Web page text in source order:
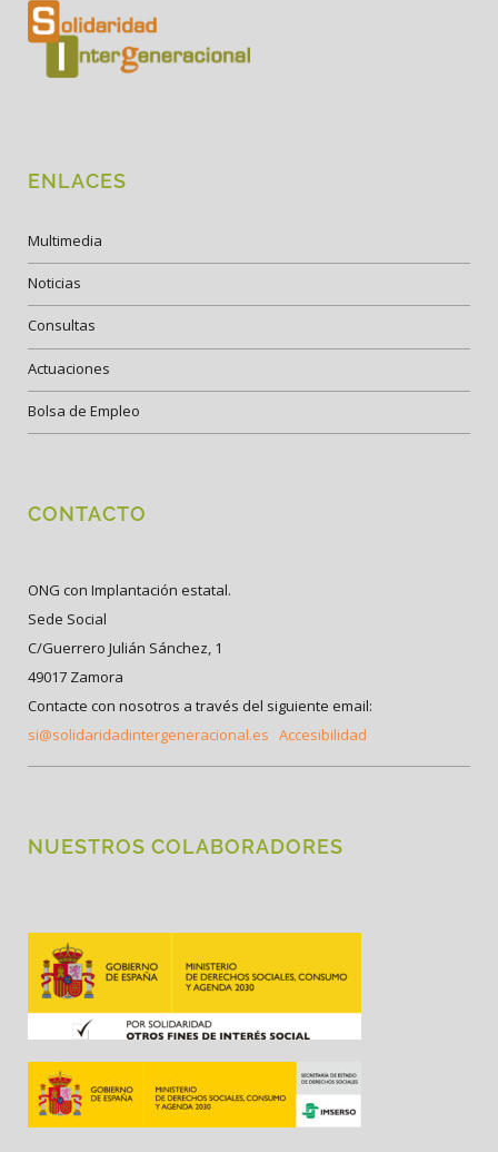
ENLACES
Multimedia
Noticias
Consultas
Actuaciones
Bolsa de Empleo
CONTACTO
ONG con Implantación estatal.
Sede Social
C/Guerrero Julián Sánchez, 1
49017 Zamora
Contacte con nosotros a través del siguiente email:
si@solidaridadintergeneracional.es Accesibilidad
NUESTROS COLABORADORES